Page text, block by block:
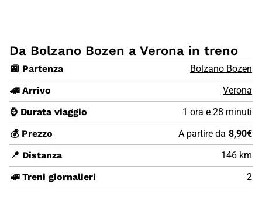
Da Bolzano Bozen a Verona in treno
🚉 Partenza
Bolzano Bozen
🚄 Arrivo
Verona
⌚ Durata viaggio
1 ora e 28 minuti
💰 Prezzo
A partire da 8,90€
📍 Distanza
146 km
🚅 Treni giornalieri
2